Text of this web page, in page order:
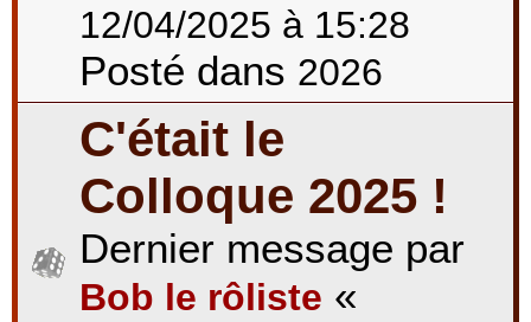
12/04/2025 à 15:28
Posté dans 2026
C'était le
Colloque 2025 !
Dernier message par
Bob le rôliste «